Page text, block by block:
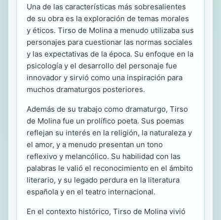
Una de las características más sobresalientes
de su obra es la exploración de temas morales
y éticos. Tirso de Molina a menudo utilizaba sus
personajes para cuestionar las normas sociales
y las expectativas de la época. Su enfoque en la
psicología y el desarrollo del personaje fue
innovador y sirvió como una inspiración para
muchos dramaturgos posteriores.
Además de su trabajo como dramaturgo, Tirso
de Molina fue un prolífico poeta. Sus poemas
reflejan su interés en la religión, la naturaleza y
el amor, y a menudo presentan un tono
reflexivo y melancólico. Su habilidad con las
palabras le valió el reconocimiento en el ámbito
literario, y su legado perdura en la literatura
española y en el teatro internacional.
En el contexto histórico, Tirso de Molina vivió